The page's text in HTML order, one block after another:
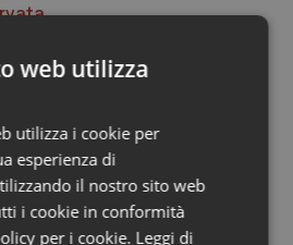
& Rettocolite Ulcerosa
patologie neurodegenerative
review da QS Pro
infrastrutture,
GDPR e Risk management
web utilizza
utilizza i cookie per
esperienza di
il nostro sito web
i cookie in conformità
per i cookie. Leggi di